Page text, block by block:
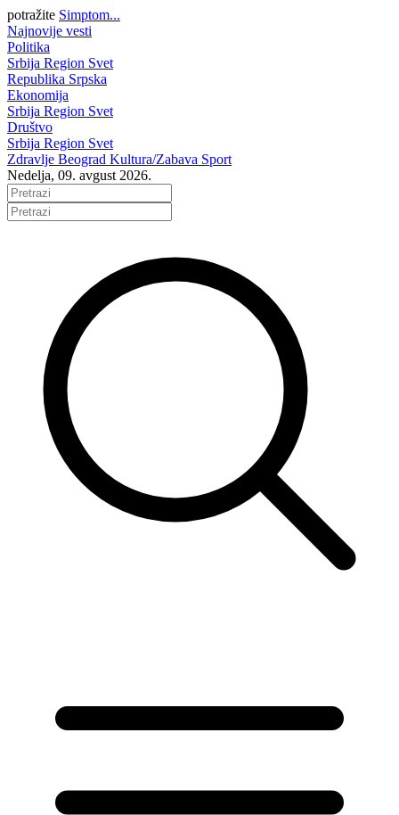
potražite Simptom...
Najnovije vesti
Politika
Srbija Region Svet
Republika Srpska
Ekonomija
Srbija Region Svet
Društvo
Srbija Region Svet
Zdravlje Beograd Kultura/Zabava Sport
Nedelja, 09. avgust 2026.